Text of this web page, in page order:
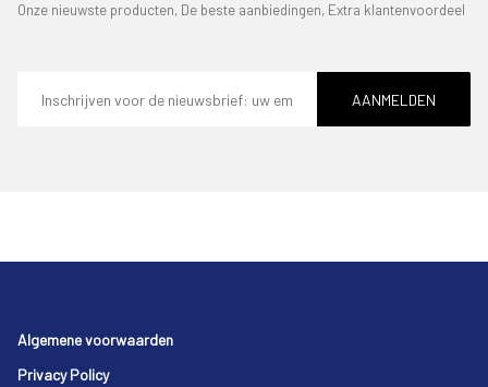
Onze nieuwste producten, De beste aanbiedingen, Extra klantenvoordeel
mailadres
AANMELDEN
Footer
Algemene voorwaarden
Privacy Policy